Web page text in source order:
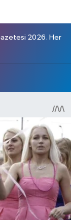
2026. Her